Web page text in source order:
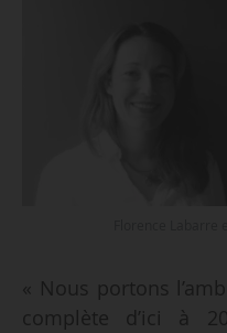
« Nous portons
complète d’ici à